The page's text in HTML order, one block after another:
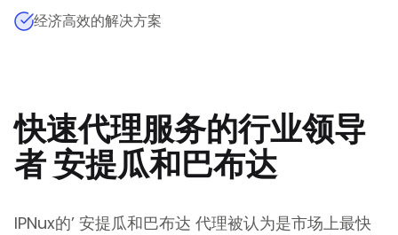
经济高效的解决方案
快速代理服务的行业领导
者安提瓜和巴布达
IPNux的’ 安提瓜和巴布达 代理被认为是市场上最快